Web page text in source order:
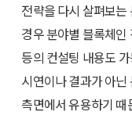
전략을 다시 살펴보는
경우 분야별 블록체
등의 컨설팅 내용도
시연이나 결과가 아
측면에서 유용하기